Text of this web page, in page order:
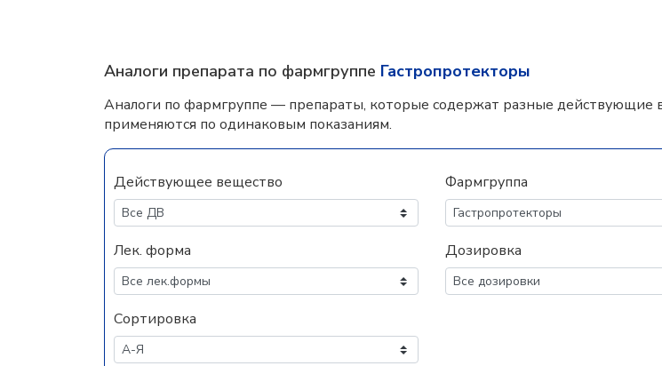
Аналоги препарата по фармгруппе Гастропротекторы
Аналоги по фармгруппе — препараты, которые содержат разные действующие
применяются по одинаковым показаниям.
Действующее вещество Фармгруппа
Лек. форма Дозировка
Сортировка